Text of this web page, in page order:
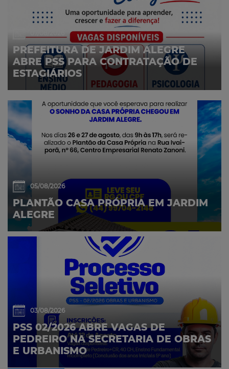
PREFEITURA DE JARDIM ALEGRE
ABRE PSS PARA CONTRATAÇÃO DE
ESTAGIÁRIOS
05/08/2026
PLANTÃO CASA PRÓPRIA EM JARDIM
ALEGRE
03/08/2026
PSS 02/2026 ABRE VAGAS DE
PEDREIRO NA SECRETARIA DE OBRAS
E URBANISMO